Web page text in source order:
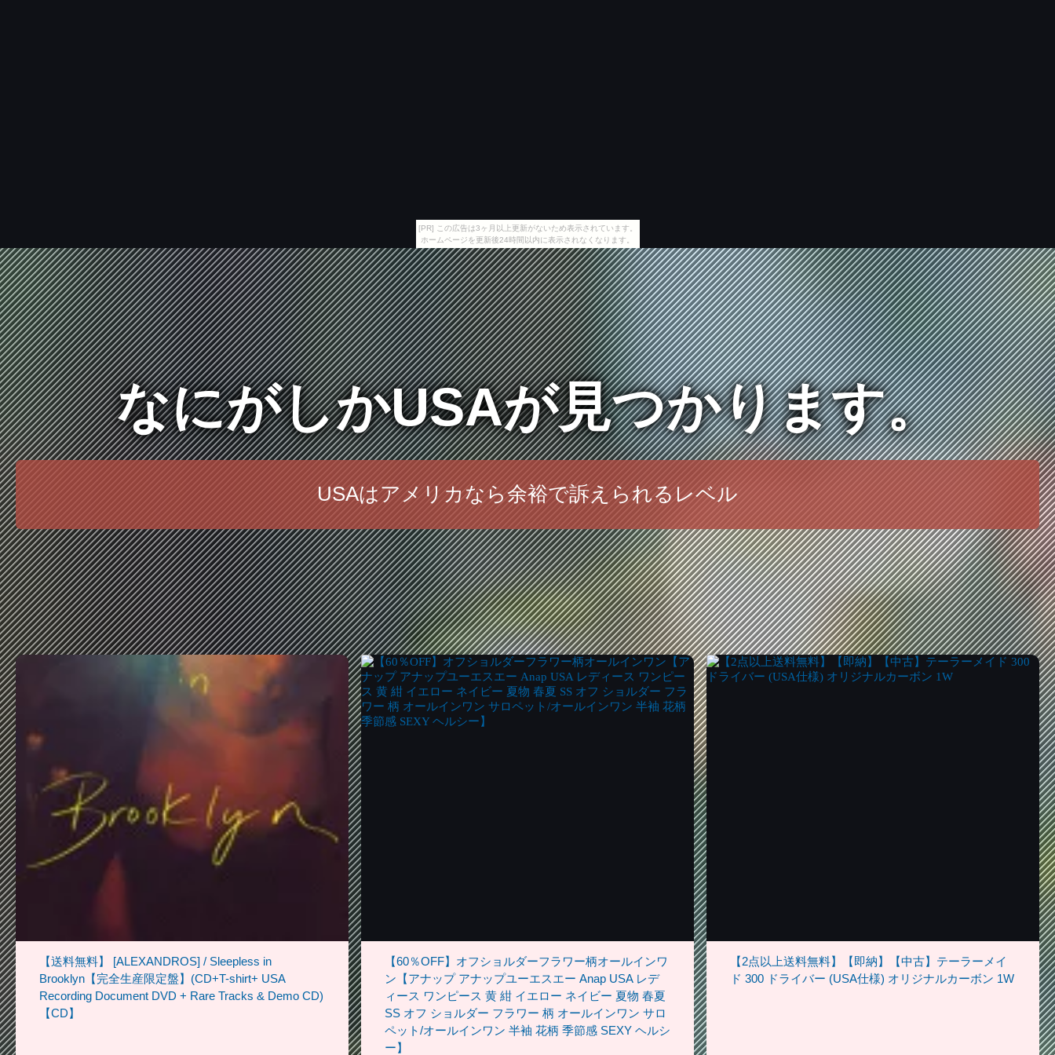
[PR] この広告は3ヶ月以上更新がないため表示されています。
ホームページを更新後24時間以内に表示されなくなります。
なにがしかUSAが見つかります。
USAはアメリカなら余裕で訴えられるレベル
【送料無料】 [ALEXANDROS] / Sleepless in
Brooklyn【完全生産限定盤】(CD+T-shirt+ USA
Recording Document DVD + Rare Tracks & Demo CD)
【CD】
【60％OFF】オフショルダーフラワー柄オールインワ
ン【アナップ アナップユーエスエー Anap USA レデ
ィース ワンピース 黄 紺 イエロー ネイビー 夏物 春夏
SS オフ ショルダー フラワー 柄 オールインワン サロ
ペット/オールインワン 半袖 花柄 季節感 SEXY ヘルシ
ー】
【2点以上送料無料】【即納】【中古】テーラーメイ
ド 300 ドライバー (USA仕様) オリジナルカーボン 1W